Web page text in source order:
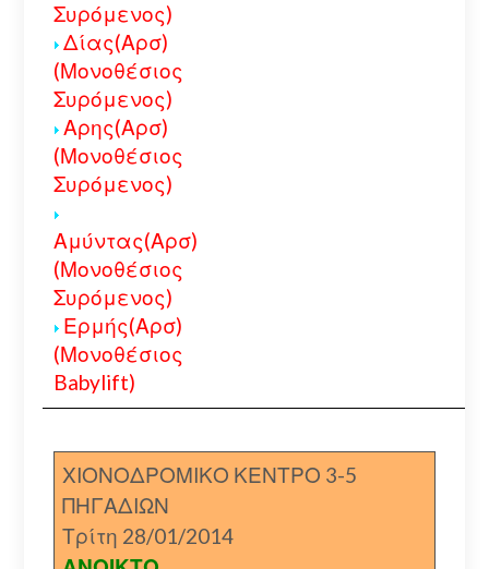
Συρόμενος)
Δίας(Αρσ)
(Μονοθέσιος
Συρόμενος)
Αρης(Αρσ)
(Μονοθέσιος
Συρόμενος)
Αμύντας(Αρσ)
(Μονοθέσιος
Συρόμενος)
Ερμής(Αρσ)
(Μονοθέσιος
Babylift)
ΧΙΟΝΟΔΡΟΜΙΚΟ ΚΕΝΤΡΟ 3-5
ΠΗΓΑΔΙΩΝ
Τρίτη 28/01/2014